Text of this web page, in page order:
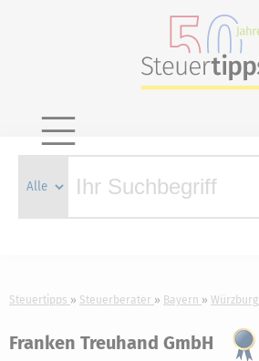
Steuertipps Steuerberater Bayern Würzburg
Franken Treuhand GmbH